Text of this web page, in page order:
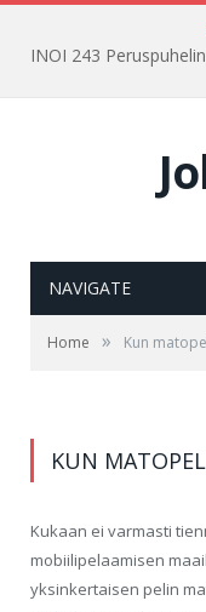
NAVIGATE
Home » Kun
KUN
Kukaan ei varmasti
mobiilipelaamisen
yksinkertaisen pelin